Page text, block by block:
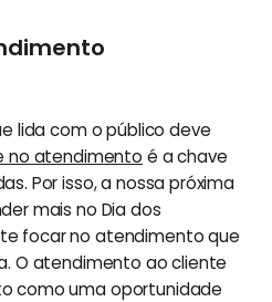
lida com o público deve
no atendimento é a chave
Por isso, a nossa próxima
mais no Dia dos
focar no atendimento que
O atendimento ao cliente
como uma oportunidade